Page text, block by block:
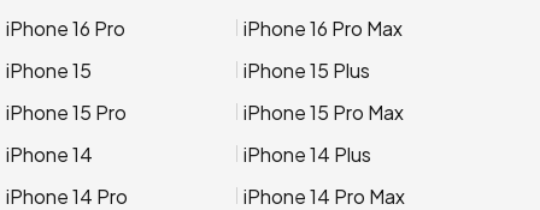
iPhone 16 Pro
iPhone 16 Pro Max
iPhone 15
iPhone 15 Plus
iPhone 15 Pro
iPhone 15 Pro Max
iPhone 14
iPhone 14 Plus
iPhone 14 Pro
iPhone 14 Pro Max